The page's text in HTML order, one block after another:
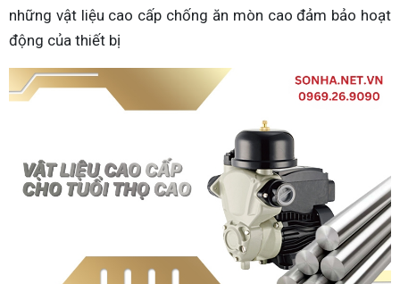
những vật liệu cao cấp chống ăn mòn cao đảm bảo hoạt
động của thiết bị